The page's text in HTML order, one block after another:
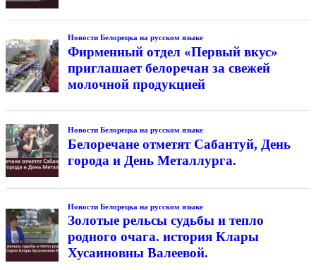
Новости Белорецка на русском языке
Фирменный отдел «Первый вкус»
приглашает белоречан за свежей
молочной продукцией
Новости Белорецка на русском языке
Белоречане отметят Сабантуй, День
города и День Металлурга.
Новости Белорецка на русском языке
Золотые рельсы судьбы и тепло
родного очага. история Клары
Хусаиновны Валеевой.